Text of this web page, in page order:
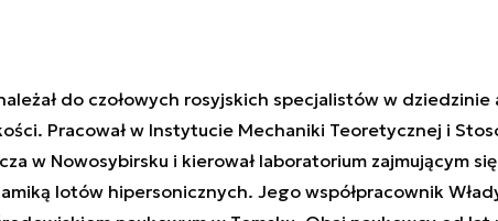
do czołowych rosyjskich specjalistów w dziedzinie
Pracował w Instytucie Mechaniki Teoretycznej i
w Nowosybirsku i kierował laboratorium zajmującym się
lotów hipersonicznych. Jego współpracownik